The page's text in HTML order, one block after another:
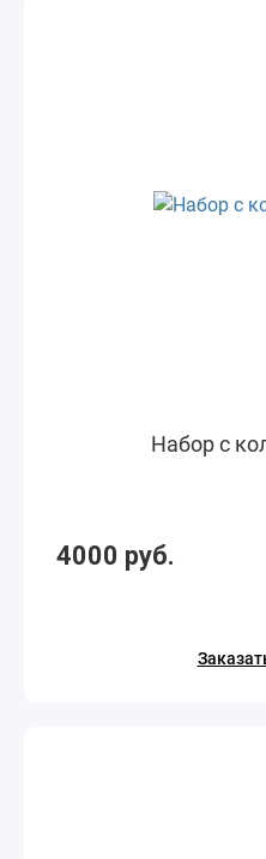
Набор с
4000 руб.